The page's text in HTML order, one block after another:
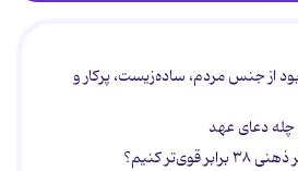
از جنس مردم، ساده‌زیست، پرکار و
دعای عهد
کنیم؟